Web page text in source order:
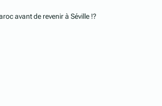
avant de revenir à Séville !?